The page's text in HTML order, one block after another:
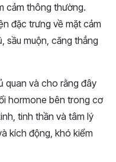
cảm thông thường.
đặc trưng về mặt cảm
sầu muộn, căng thẳng
quan và cho rằng đây
hormone bên trong cơ
tinh thần và tâm lý
kích động, khó kiểm